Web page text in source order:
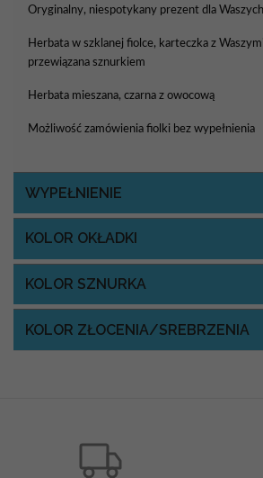
Oryginalny, niespotykany prezent dla
Herbata w szklanej fiolce, karteczka z
przewiązana sznurkiem
Herbata mieszana, czarna z owocową
Możliwość zamówienia fiolki bez wypełnienia
WYPEŁNIENIE
KOLOR OKŁADKI
KOLOR SZNURKA
KOLOR ZŁOCENIA/SREBRZENIA